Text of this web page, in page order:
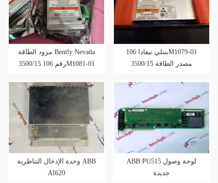
مزود الطاقة Bently Nevada
3500/15 رقم 106M1081-01
بنتلي نيفادا 106M1079-01
3500/15 مصدر الطاقة
وحدة الإدخال التناظرية ABB
AI620
ABB PU515 لوحة وصول
جديدة